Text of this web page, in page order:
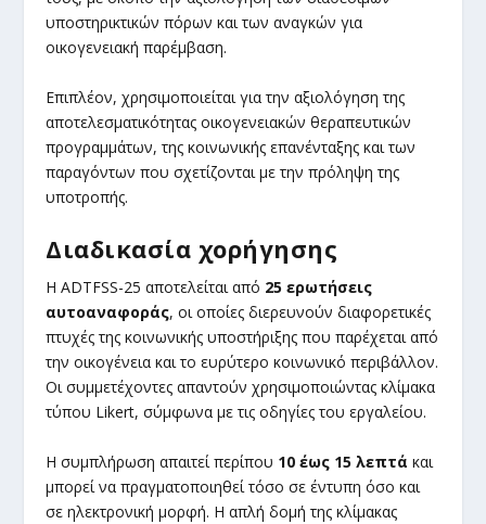
υποστηρικτικών πόρων και των αναγκών για
οικογενειακή παρέμβαση.
Επιπλέον, χρησιμοποιείται για την αξιολόγηση της
αποτελεσματικότητας οικογενειακών θεραπευτικών
προγραμμάτων, της κοινωνικής επανένταξης και των
παραγόντων που σχετίζονται με την πρόληψη της
υποτροπής.
Διαδικασία χορήγησης
Η ADTFSS-25 αποτελείται από 25 ερωτήσεις
αυτοαναφοράς, οι οποίες διερευνούν διαφορετικές
πτυχές της κοινωνικής υποστήριξης που παρέχεται από
την οικογένεια και το ευρύτερο κοινωνικό περιβάλλον.
Οι συμμετέχοντες απαντούν χρησιμοποιώντας κλίμακα
τύπου Likert, σύμφωνα με τις οδηγίες του εργαλείου.
Η συμπλήρωση απαιτεί περίπου 10 έως 15 λεπτά και
μπορεί να πραγματοποιηθεί τόσο σε έντυπη όσο και
σε ηλεκτρονική μορφή. Η απλή δομή της κλίμακας